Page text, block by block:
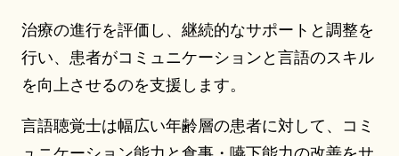
治療の進行を評価し、継続的なサポートと調整を
行い、患者がコミュニケーションと言語のスキル
を向上させるのを支援します。
言語聴覚士は幅広い年齢層の患者に対して、コミ